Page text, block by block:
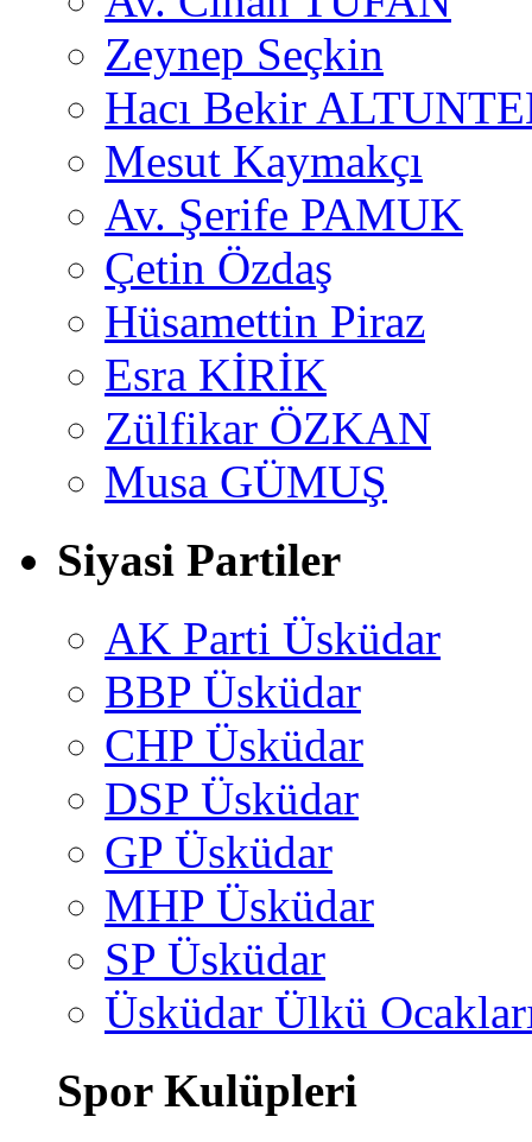
Zeynep Seçkin
Hacı Bekir
Mesut Kaymakçı
Av. Şerife PAMUK
Çetin Özdaş
Hüsamettin Piraz
Esra KİRİK
Zülfikar ÖZKAN
Musa GÜMUŞ
Siyasi Partiler
AK Parti Üsküdar
BBP Üsküdar
CHP Üsküdar
DSP Üsküdar
GP Üsküdar
MHP Üsküdar
SP Üsküdar
Üsküdar Ülkü
Spor Kulüpleri